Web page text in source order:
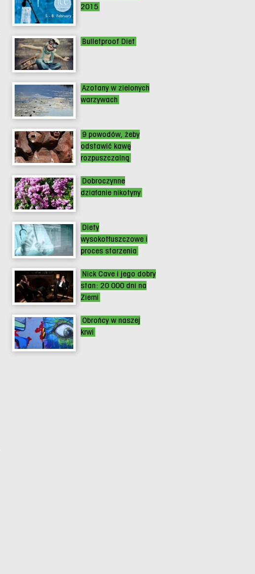
2015
Bulletproof Diet
Azotany w zielonych
warzywach
9 powodów, żeby
odstawić kawę
rozpuszczalną
Dobroczynne
działanie nikotyny
Diety
wysokotłuszczowe i
proces starzenia
Nick Cave i jego dobry
stan: 20 000 dni na
Ziemi
Obrońcy w naszej
krwi